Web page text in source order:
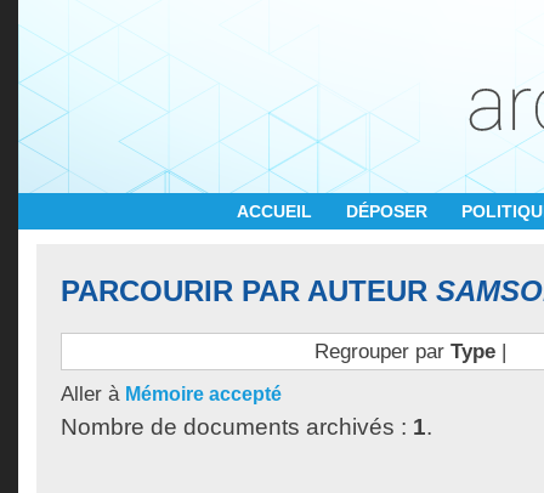
ACCUEIL DÉPOSER
PARCOURIR PAR AUTEUR
Regrouper par Type|
Aller à Mémoire accepté
Nombre de documents archivés : 1.